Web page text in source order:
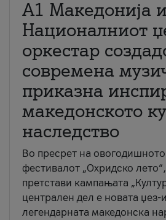
А1 Македонија и
Националниот
оркестар
современа
приказна
македонското
наследство
Во пресрет на
фестивалот „Охридско
претстави кампањата
централен дел е новата џез-
легендарната македонска